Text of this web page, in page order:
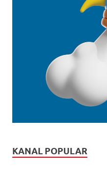
KANAL POPULAR